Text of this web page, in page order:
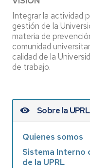
Integrar la actividad
gestión de la
materia de
comunidad
calidad de la
de trabajo.
Sobre la UPRL
Quienes somos
Sistema Interno
de la UPRL